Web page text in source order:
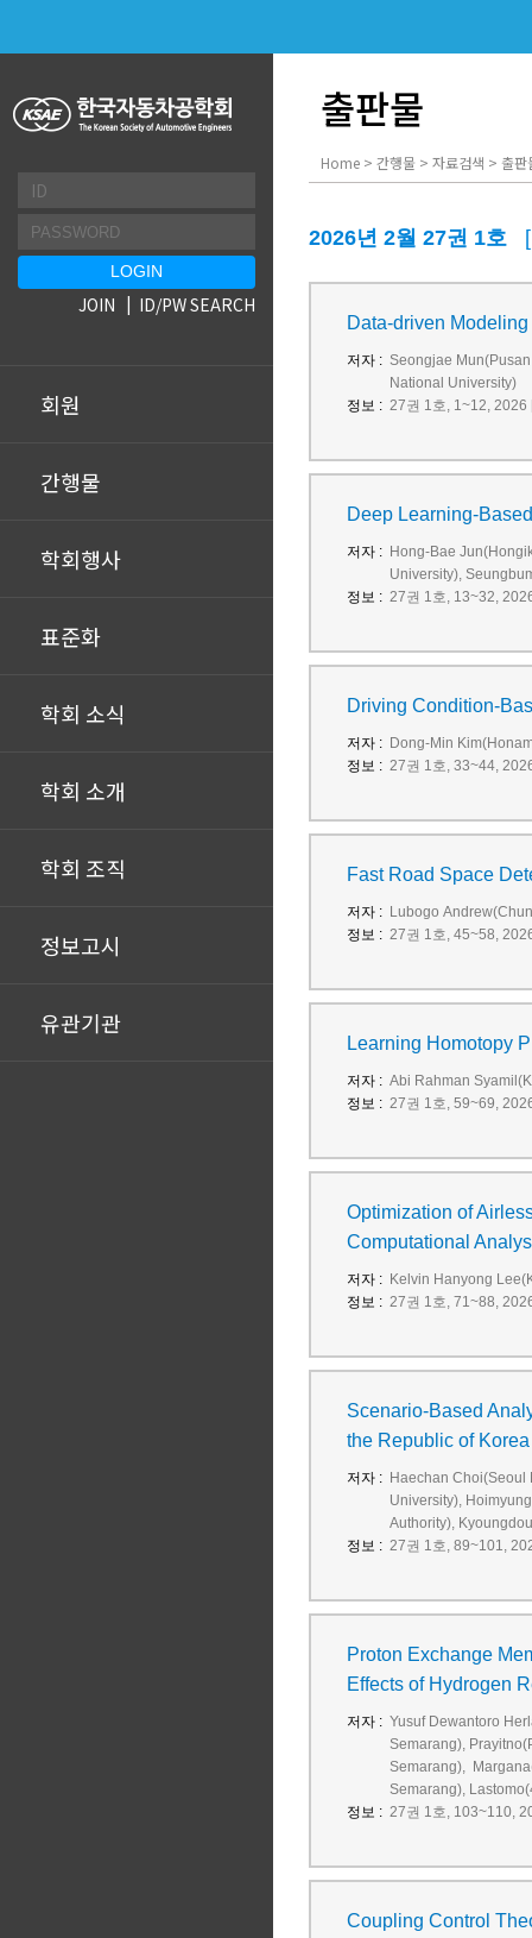
회원
간행물
학회행사
표준화
학회 소식
학회 소개
학회 조직
정보고시
유관기관
JOIN ID/PW SEARCH
출판물
Home > 간행물 > 자료검색 > 출판
2026년 2월 27권 1호
Data-driven
저자 : Seongjae
National University)
정보 : 27권 1호, 1~12, 2026
Deep Learning-
저자 : Hong‑Bae
University),
정보 : 27권 1호, 13~32,
Driving Condition-
저자 : Dong‑Min
정보 : 27권 1호, 33~44,
Fast Road Space
저자 : Lubogo
정보 : 27권 1호, 45~58,
Learning Homotopy
저자 : Abi Rahman
정보 : 27권 1호, 59~69,
Optimization of
Computational
저자 : Kelvin Hanyong
정보 : 27권 1호, 71~88,
Scenario-Based
the Republic of Korea
저자 : Haechan Choi(Seoul
University),
Authority),
정보 : 27권 1호, 89~101,
Proton Exchange
Effects of Hydrogen
저자 : Yusuf Dewantoro
Semarang),
Semarang),
Semarang),
정보 : 27권 1호, 103~110,
Coupling Control